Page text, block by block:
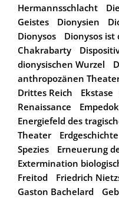
Hermannsschlacht
Geistes
Dionysien
Dionysos
Dionysos ist
Chakrabarty
dionysischen Wurzel
anthropozänen
Drittes Reich
Ekstase
Renaissance
Energiefeld des
Theater
Erdgeschichte
Spezies
Erneuerung
Extermination
Freitod
Friedrich
Gaston Bachelard